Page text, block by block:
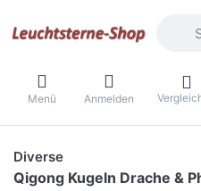
Menü Anmelden
Diverse
Qigong Kugeln Drache &